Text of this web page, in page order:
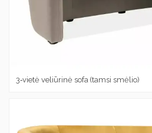
3‑vietė veliūrinė sofa (tamsi smėlio)